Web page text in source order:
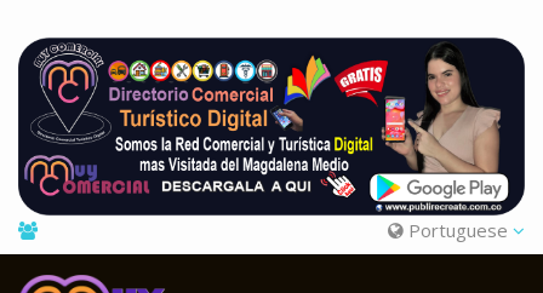
Portuguese